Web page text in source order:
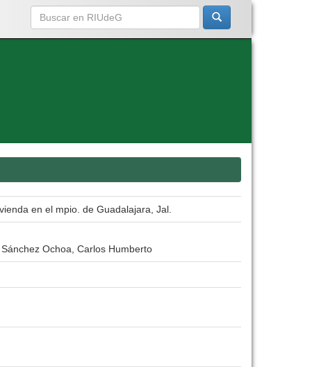
en el mpio. de Guadalajara, Jal.
Ochoa, Carlos Humberto